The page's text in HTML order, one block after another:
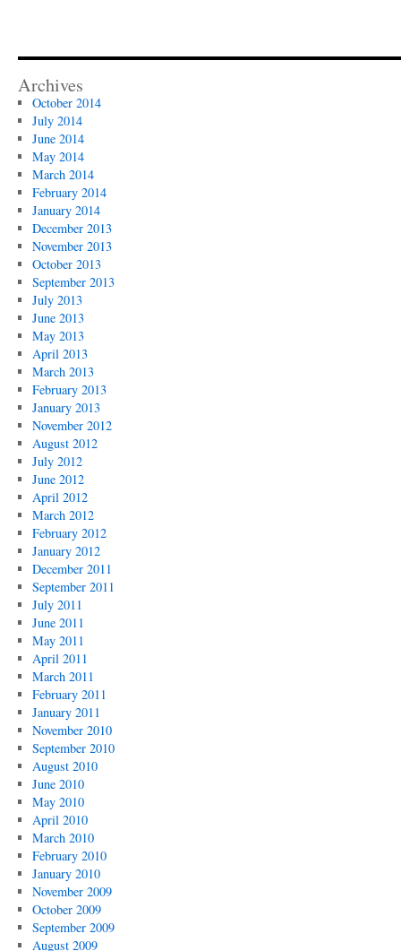
Archives
October 2014
July 2014
June 2014
May 2014
March 2014
February 2014
January 2014
December 2013
November 2013
October 2013
September 2013
July 2013
June 2013
May 2013
April 2013
March 2013
February 2013
January 2013
November 2012
August 2012
July 2012
June 2012
April 2012
March 2012
February 2012
January 2012
December 2011
September 2011
July 2011
June 2011
May 2011
April 2011
March 2011
February 2011
January 2011
November 2010
September 2010
August 2010
June 2010
May 2010
April 2010
March 2010
February 2010
January 2010
November 2009
October 2009
September 2009
August 2009